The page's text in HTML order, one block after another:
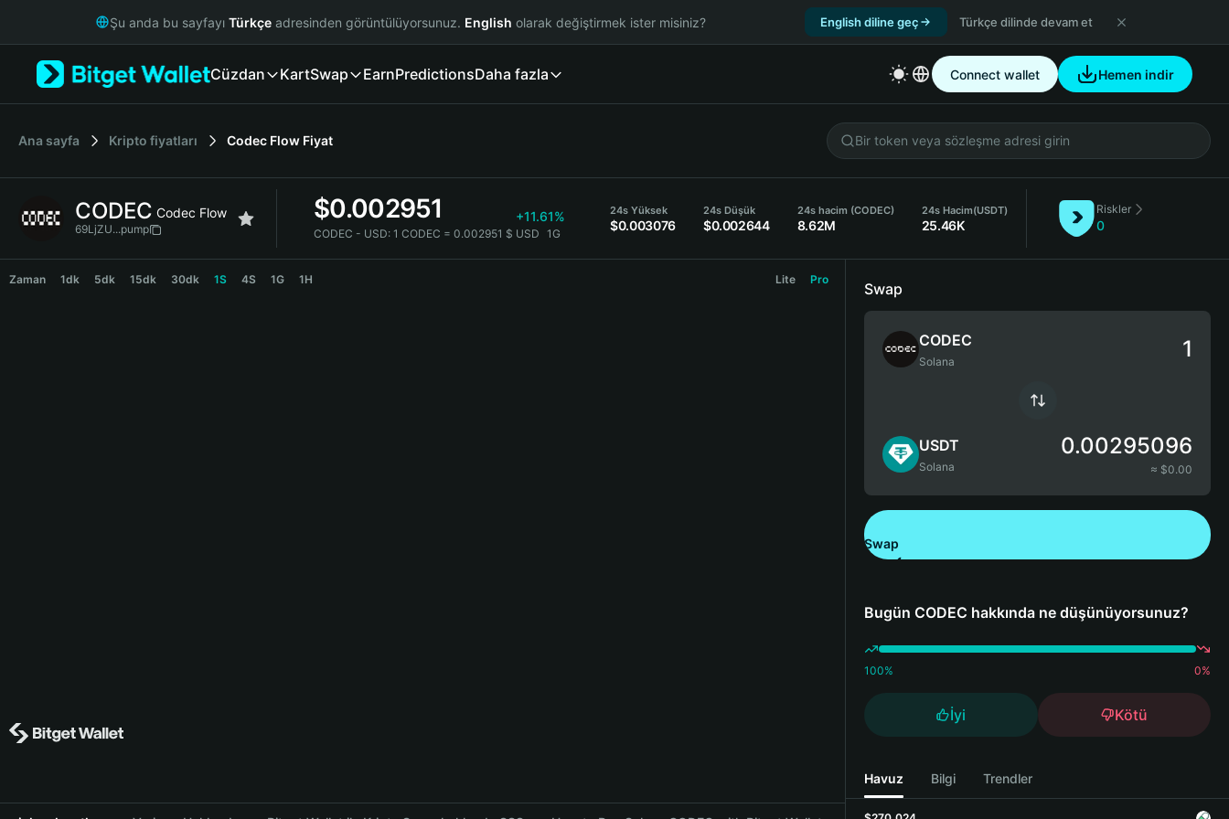
Русский
Italiano
简体中文
繁體中文
Bahasa Indonesia
Şu anda bu sayfayı Türkçe adresinden görüntülüyorsunuz. English olarak değiştirmek ister misiniz? English diline geç Türkçe dilinde devam et
Cüzdan KartSwap EarnPredictionsDaha fazla Connect wallet Hemen indir
Ana sayfa Kripto fiyatları Codec Flow Fiyat
CODEC Codec Flow
69LjZU...pump
$0.002951 +11.61%
CODEC - USD: 1 CODEC = 0.002951 $ USD 1G
24s Yüksek
$0.003076
24s Düşük
$0.002644
24s hacim (CODEC)
8.62M
24s Hacim(USDT)
25.46K
Riskler
0
Zaman 1dk 5dk 15dk 30dk 1S 4S 1G 1H Lite Pro
Swap
CODEC
Solana
USDT
Solana
0.00295096
≈ $0.00
Swap
Bugün CODEC hakkında ne düşünüyorsunuz?
100% 0%
İyi Kötü
Havuz Bilgi Trendler